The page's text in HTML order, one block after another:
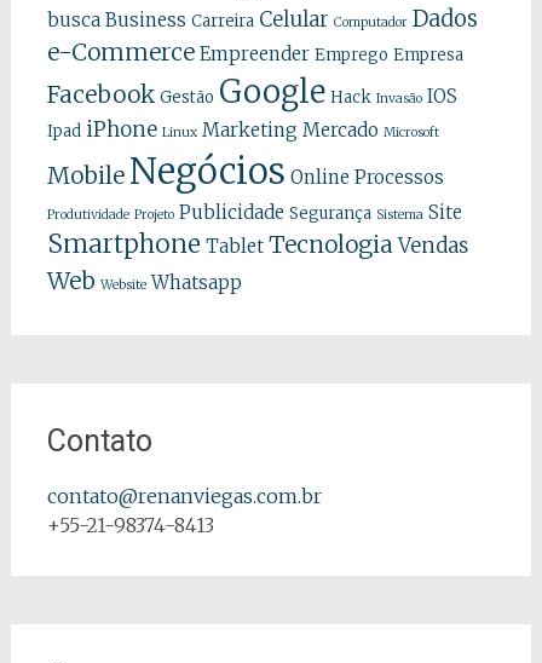
busca Business Carreira Celular Computador Dados
e-Commerce Empreender Emprego Empresa
Facebook Gestão Google Hack Invasão IOS
Ipad iPhone Linux Marketing Mercado Microsoft
Mobile Negócios Online Processos
Produtividade Projeto Publicidade Segurança Sistema Site
Smartphone Tablet TecnologiaVendas
Web Website Whatsapp
Contato
contato@renanviegas.com.br
+55-21-98374-8413